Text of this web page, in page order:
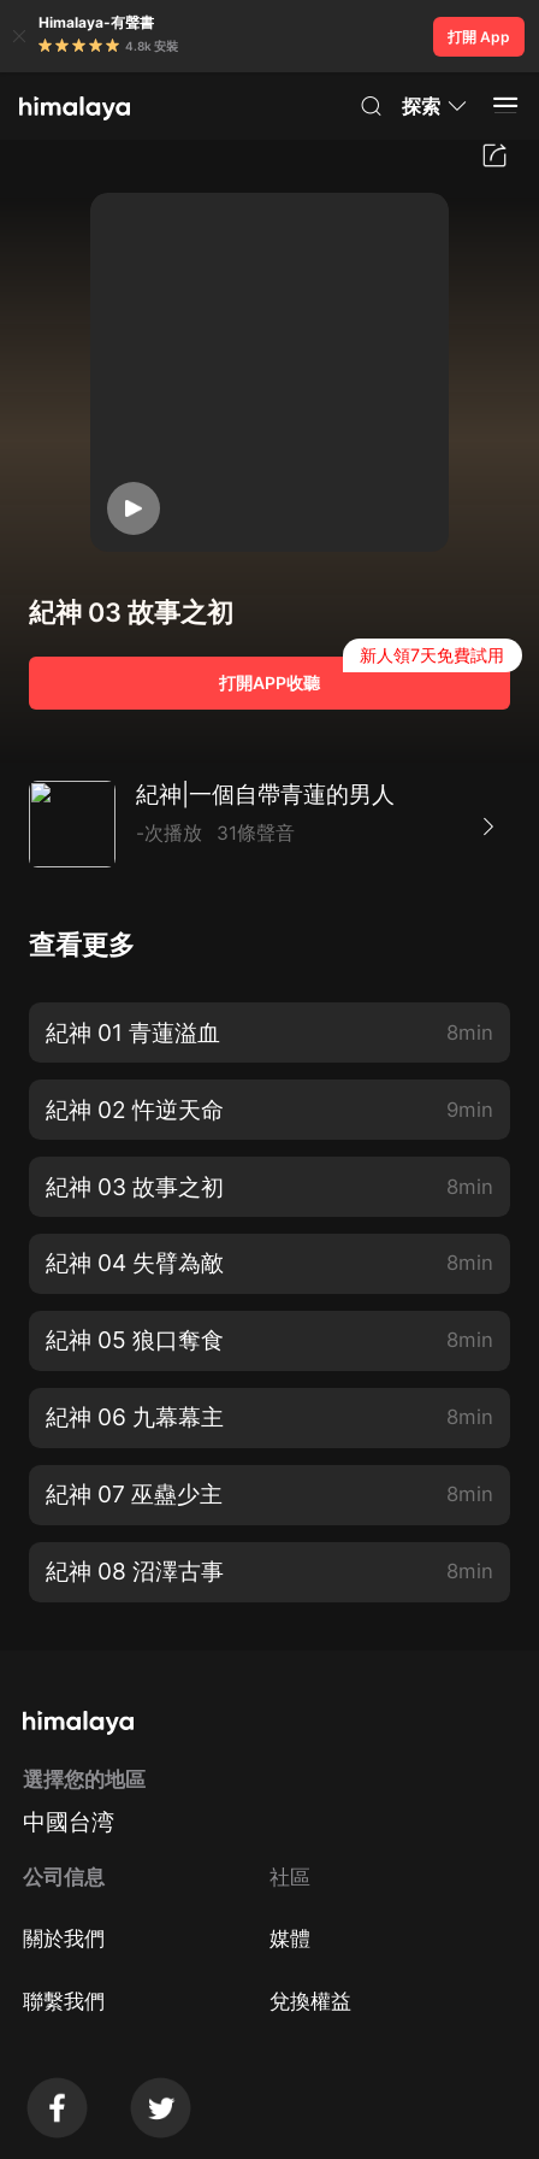
Himalaya-有聲書
4.8k 安裝
打開 App
探索
紀神 03 故事之初
打開APP收聽
新人領7天免費試用
紀神|一個自帶青蓮的男人
-次播放 31條聲音
查看更多
紀神 01 青蓮溢血 8min
紀神 02 忤逆天命 9min
紀神 03 故事之初 8min
紀神 04 失臂為敵 8min
紀神 05 狼口奪食 8min
紀神 06 九幕幕主 8min
紀神 07 巫蠱少主 8min
紀神 08 沼澤古事 8min
選擇您的地區
中國台湾
公司信息
關於我們
聯繫我們
社區
媒體
兌換權益